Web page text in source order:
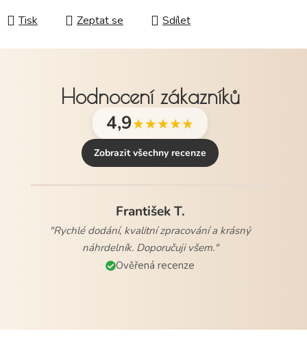
Tisk
Zeptat se Sdílet
Hodnocení zákazníků
4,9★★★★★
Zobrazit všechny recenze
František T.
"Rychlé dodání, kvalitní zpracování a krásný
náhrdelník. Doporučuji všem."
Ověřená recenze